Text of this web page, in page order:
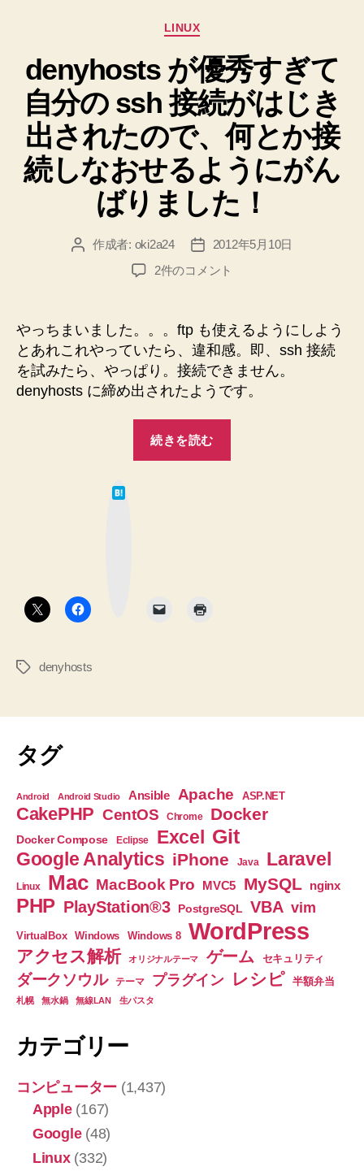
5】”
カ
ゴ
リ
ー
LINUX
denyhosts が優秀すぎて
自分の ssh 接続がはじき
出されたので、何とか接
続しなおせるようにがん
ばりました！
投 作成者: oki2a24
投
稿
2012年5月10日
denyhosts
す
ぎ
て
自
ssh
れ
か
な
せ
る
よ
う
が
ん
り
ま
し
2件のコメント
やっちまいました。。。ftp も使えるようにしよう
とあれこれやっていたら、違和感。即、ssh 接続
を試みたら、やっぱり。接続できません。
denyhosts に締め出されたようです。
続きを読む
が
出
さ
れ
た
の
で、
何
と
か
タ
denyhosts
タグ
Android Android Studio Ansible Apache ASP.NET
CakePHP CentOS Chrome Docker
Docker Compose Eclipse Excel Git
Google Analytics iPhone Java Laravel
Linux Mac MacBook Pro MVC5 MySQL nginx
PHP PlayStation®3 PostgreSQL VBA vim
VirtualBox Windows Windows 8 WordPress
アクセス解析 オリジナルテーマ ゲーム セキュリティ
ダークソウル テーマ プラグイン レシピ 半額弁当
札幌 無水鍋 無線LAN 生パスタ
カテゴリー
コンピューター (1,437)
Apple(167)
Google(48)
Linux(332)